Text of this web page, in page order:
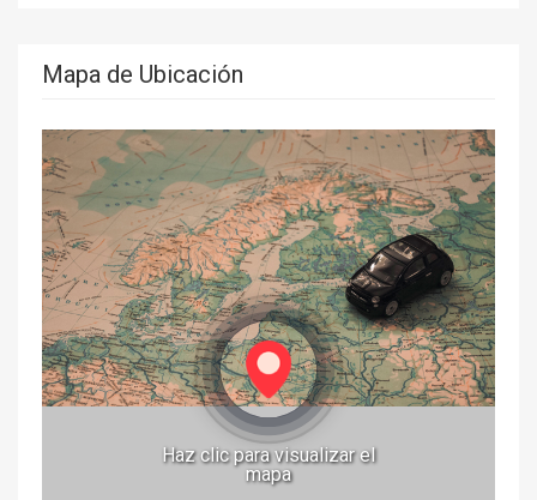
Mapa de Ubicación
Haz clic para visualizar el
mapa